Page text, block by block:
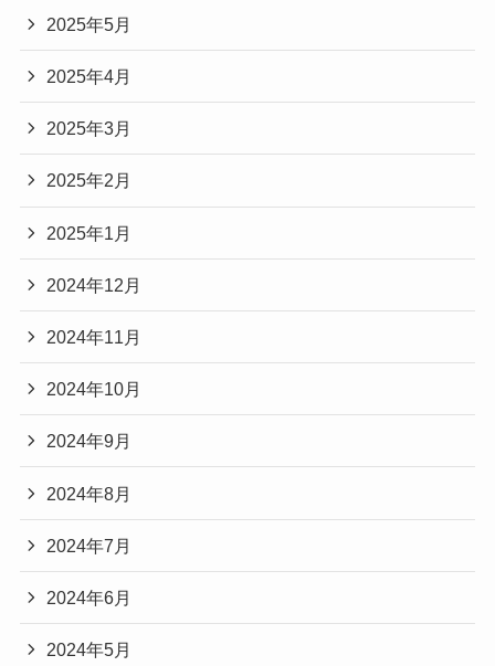
2025年5月
2025年4月
2025年3月
2025年2月
2025年1月
2024年12月
2024年11月
2024年10月
2024年9月
2024年8月
2024年7月
2024年6月
2024年5月